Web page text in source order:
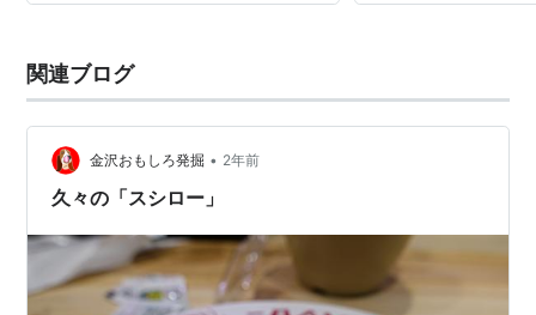
関連ブログ
金沢おもしろ発掘 • 2年前
久々の「スシロー」